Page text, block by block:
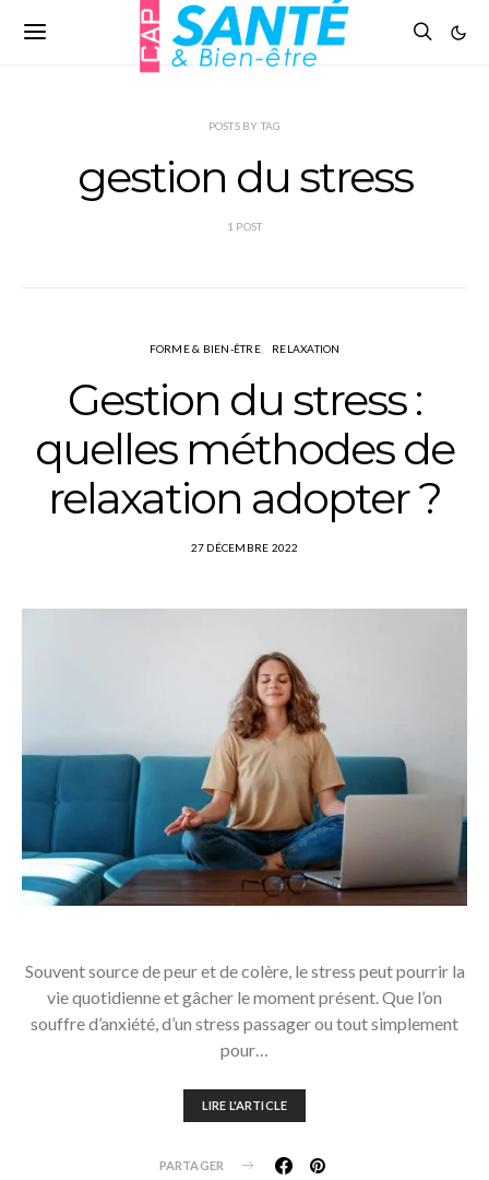
POSTS BY TAG
gestion du stress
1 POST
FORME & BIEN-ÊTRE RELAXATION
Gestion du stress :
quelles méthodes de
relaxation adopter ?
27 DÉCEMBRE 2022
Souvent source de peur et de colère, le stress peut pourrir la
vie quotidienne et gâcher le moment présent. Que l’on
souffre d’anxiété, d’un stress passager ou tout simplement
pour…
LIRE L'ARTICLE
PARTAGER